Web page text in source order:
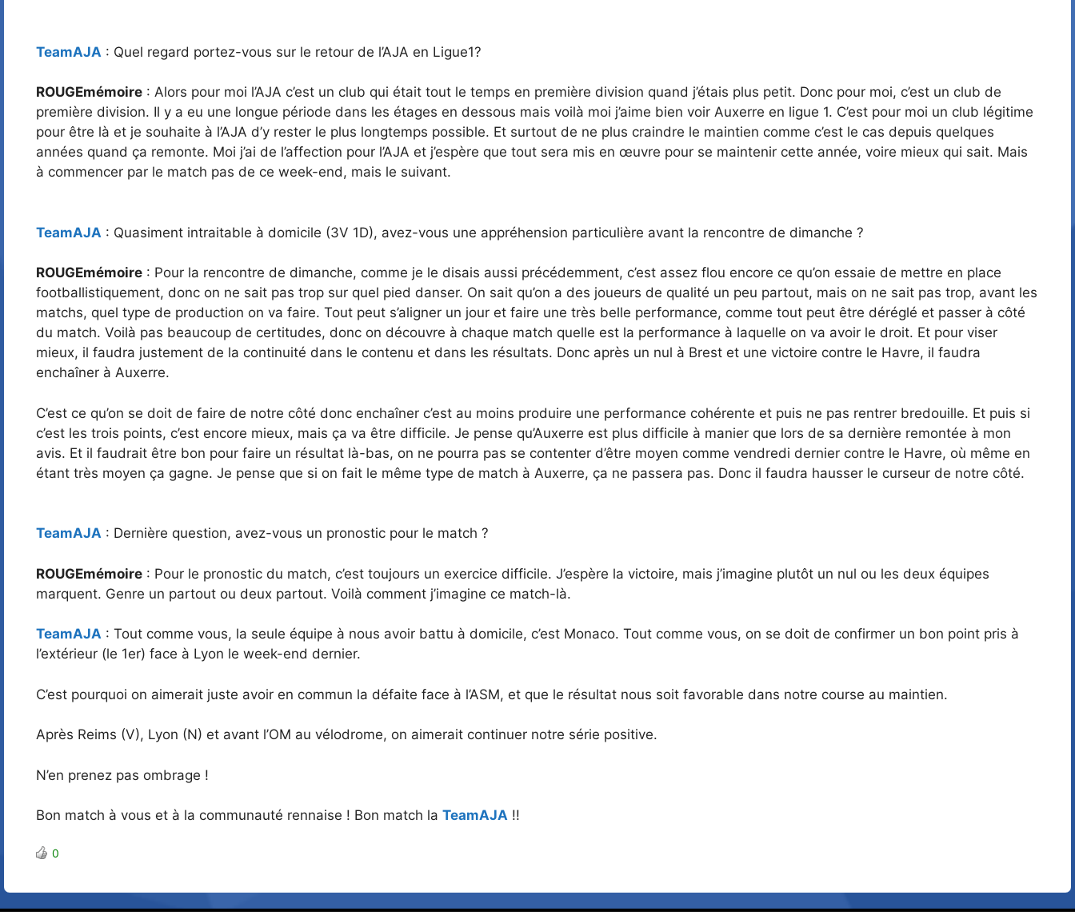
TeamAJA : Quel regard portez-vous sur le retour de l’AJA en Ligue1?
ROUGEmémoire : Alors pour moi l’AJA c’est un club qui était tout le temps en première division quand j’étais plus petit. Donc pour moi, c’est un club de
première division. Il y a eu une longue période dans les étages en dessous mais voilà moi j’aime bien voir Auxerre en ligue 1. C’est pour moi un club légitime
pour être là et je souhaite à l’AJA d’y rester le plus longtemps possible. Et surtout de ne plus craindre le maintien comme c’est le cas depuis quelques
années quand ça remonte. Moi j’ai de l’affection pour l’AJA et j’espère que tout sera mis en œuvre pour se maintenir cette année, voire mieux qui sait. Mais
à commencer par le match pas de ce week-end, mais le suivant.
TeamAJA : Quasiment intraitable à domicile (3V 1D), avez-vous une appréhension particulière avant la rencontre de dimanche ?
ROUGEmémoire : Pour la rencontre de dimanche, comme je le disais aussi précédemment, c’est assez flou encore ce qu’on essaie de mettre en place
footballistiquement, donc on ne sait pas trop sur quel pied danser. On sait qu’on a des joueurs de qualité un peu partout, mais on ne sait pas trop, avant les
matchs, quel type de production on va faire. Tout peut s’aligner un jour et faire une très belle performance, comme tout peut être déréglé et passer à côté
du match. Voilà pas beaucoup de certitudes, donc on découvre à chaque match quelle est la performance à laquelle on va avoir le droit. Et pour viser
mieux, il faudra justement de la continuité dans le contenu et dans les résultats. Donc après un nul à Brest et une victoire contre le Havre, il faudra
enchaîner à Auxerre.
C’est ce qu’on se doit de faire de notre côté donc enchaîner c’est au moins produire une performance cohérente et puis ne pas rentrer bredouille. Et puis si
c’est les trois points, c’est encore mieux, mais ça va être difficile. Je pense qu’Auxerre est plus difficile à manier que lors de sa dernière remontée à mon
avis. Et il faudrait être bon pour faire un résultat là-bas, on ne pourra pas se contenter d’être moyen comme vendredi dernier contre le Havre, où même en
étant très moyen ça gagne. Je pense que si on fait le même type de match à Auxerre, ça ne passera pas. Donc il faudra hausser le curseur de notre côté.
TeamAJA : Dernière question, avez-vous un pronostic pour le match ?
ROUGEmémoire : Pour le pronostic du match, c’est toujours un exercice difficile. J’espère la victoire, mais j’imagine plutôt un nul ou les deux équipes
marquent. Genre un partout ou deux partout. Voilà comment j’imagine ce match-là.
TeamAJA : Tout comme vous, la seule équipe à nous avoir battu à domicile, c’est Monaco. Tout comme vous, on se doit de confirmer un bon point pris à
l’extérieur (le 1er) face à Lyon le week-end dernier.
C’est pourquoi on aimerait juste avoir en commun la défaite face à l’ASM, et que le résultat nous soit favorable dans notre course au maintien.
Après Reims (V), Lyon (N) et avant l’OM au vélodrome, on aimerait continuer notre série positive.
N’en prenez pas ombrage !
Bon match à vous et à la communauté rennaise ! Bon match la TeamAJA !!
0